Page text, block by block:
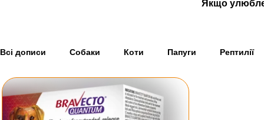
Якщо
Всі дописи Собаки Коти Папуги Рептилії
Дикі птахи Виїзд за кордон